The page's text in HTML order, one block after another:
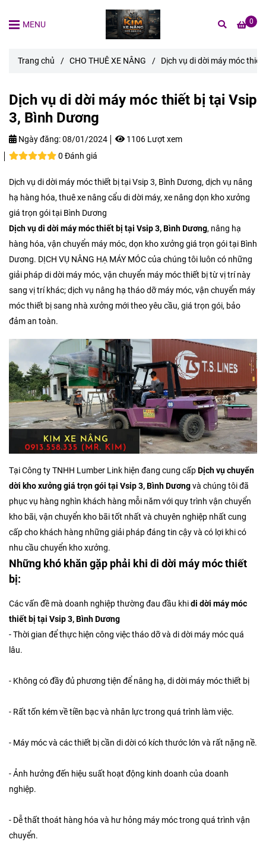
0
MENU
Trang chủ / CHO THUÊ XE NÂNG / Dịch vụ di dời máy móc
Dịch vụ di dời máy móc thiết bị tại Vsip
3, Bình Dương
Ngày đăng:08/01/2024
1106 Lượt xem
0 Đánh giá
Dịch vụ di dời máy móc thiết bị tại Vsip 3, Bình Dương, dịch vụ nâng
hạ hàng hóa, thuê xe nâng cẩu di dời máy, xe nâng dọn kho xưởng
giá trọn gói tại Bình Dương
Dịch vụ di dời máy móc thiết bị tại Vsip 3, Bình Dương, nâng hạ
hàng hóa, vận chuyển máy móc, dọn kho xưởng giá trọn gói tại Bình
Dương. DỊCH VỤ NÂNG HẠ MÁY MÓC của chúng tôi luôn có những
giải pháp di dời máy móc, vận chuyển máy móc thiết bị từ vị trí này
sang vị trí khác; dịch vụ nâng hạ tháo dỡ máy móc, vận chuyển máy
móc thiết bị sang nhà xưởng mới theo yêu cầu, giá trọn gói, bảo
đảm an toàn.
Tại Công ty TNHH Lumber Link hiện đang cung cấpDịch vụ chuyển
dời kho xưởng giá trọn gói tại Vsip 3, Bình Dươngvà chúng tôi đã
phục vụ hàng nghìn khách hàng mỗi năm với quy trình vận chuyển
kho bãi, vận chuyển kho bãi tốt nhất và chuyên nghiệp nhất cung
cấp cho khách hàng những giải pháp đáng tin cậy và có lợi khi có
nhu cầu chuyển kho xưởng.
Những khó khăn gặp phải khi di dời máy móc thiết
bị:
Các vấn đề mà doanh nghiệp thường đau đầu khidi dời máy móc
thiết bị tại Vsip 3, Bình Dương
- Thời gian để thực hiện công việc tháo dỡ và di dời máy móc quá
lâu.
- Không có đầy đủ phương tiện để nâng hạ, di dời máy móc thiết bị
- Rất tốn kém về tiền bạc và nhân lực trong quá trình làm việc.
- Máy móc và các thiết bị cần di dời có kích thước lớn và rất nặng nề.
- Ảnh hưởng đến hiệu suất hoạt động kinh doanh của doanh
nghiệp.
- Dễ thất thoát hàng hóa và hư hỏng máy móc trong quá trình vận
chuyển.